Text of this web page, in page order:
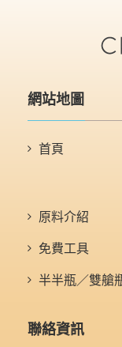
網站地圖
首頁
原料介紹
免費工具
半半瓶／雙艙
聯絡資訊